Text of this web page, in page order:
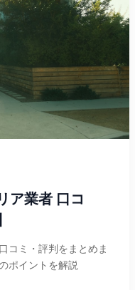
ア業者 口コ
コミ・評判をまとめま
ポイントを解説